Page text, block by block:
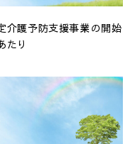
介護予防支援事業の開始
たり